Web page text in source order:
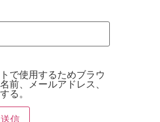
で使用するためブラウ
前、メールアドレス、
る。